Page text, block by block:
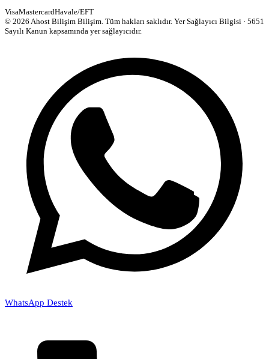
VisaMastercardHavale/EFT
© 2026 Ahost Bilişim Bilişim. Tüm hakları saklıdır. Yer Sağlayıcı Bilgisi · 5651
Sayılı Kanun kapsamında yer sağlayıcıdır.
WhatsApp Destek